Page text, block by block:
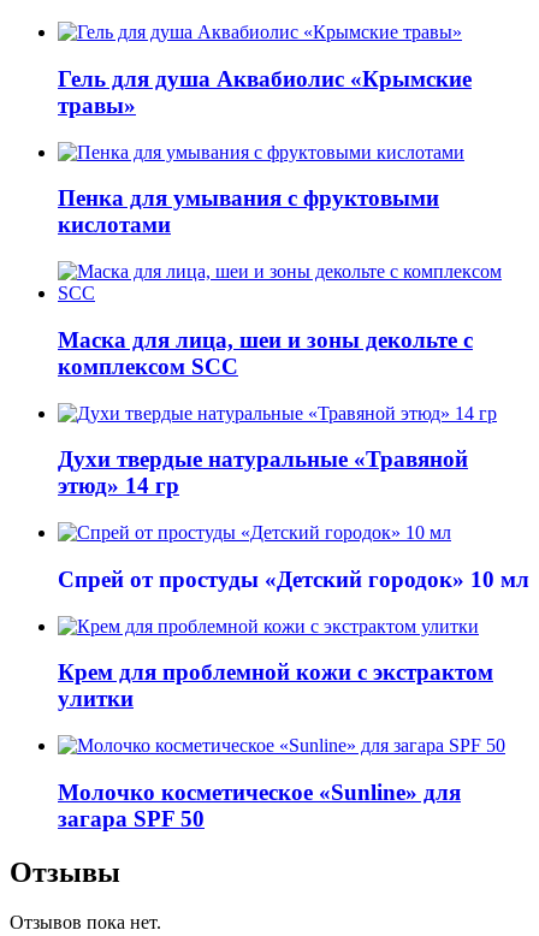
Гель для душа Аквабиолис «Крымские
травы»
Пенка для умывания с фруктовыми
кислотами
Маска для лица, шеи и зоны декольте с
комплексом SCC
Духи твердые натуральные «Травяной
этюд» 14 гр
Спрей от простуды «Детский городок» 10 мл
Крем для проблемной кожи с экстрактом
улитки
Молочко косметическое «Sunline» для
загара SPF 50
Отзывы
Отзывов пока нет.